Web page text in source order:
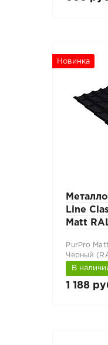
Новинка
Line
Matt
PurPro
Черный
В
1 188